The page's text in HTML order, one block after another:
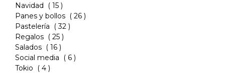
Navidad ( 15 )
Panes y bollos ( 26 )
Pastelería ( 32 )
Regalos ( 25 )
Salados ( 16 )
Social media ( 6 )
Tokio ( 4 )